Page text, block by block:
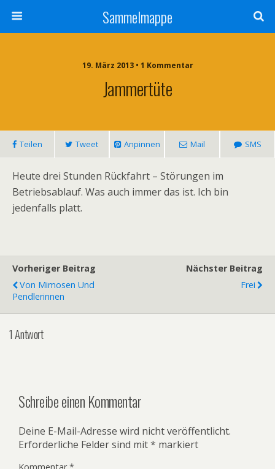
Sammelmappe
19. März 2013 • 1 Kommentar
Jammertüte
Teilen Tweet Anpinnen Mail SMS
Heute drei Stunden Rückfahrt – Störungen im
Betriebsablauf. Was auch immer das ist. Ich bin
jedenfalls platt.
Vorheriger Beitrag
Von Mimosen Und
Pendlerinnen
Nächster Beitrag
Frei
1 Antwort
Schreibe einen Kommentar
Deine E-Mail-Adresse wird nicht veröffentlicht.
Erforderliche Felder sind mit* markiert